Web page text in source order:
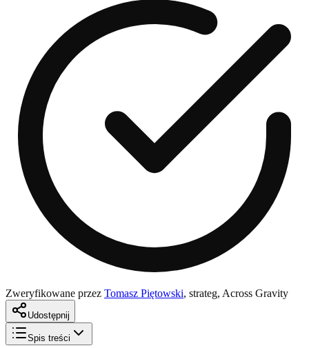
Zweryfikowane przez Tomasz Piętowski, strateg, Across Gravity
Udostępnij
Spis treści